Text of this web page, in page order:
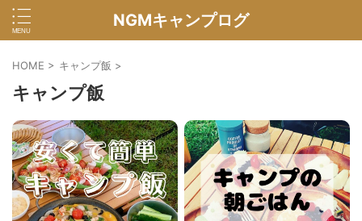
NGMキャンプログ
HOME > キャンプ飯 >
キャンプ飯